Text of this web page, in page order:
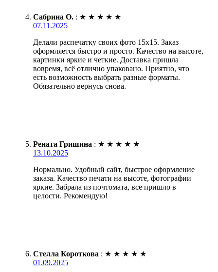
Сабрина О. : ★ ★ ★ ★ ★
07.11.2025
Делали распечатку своих фото 15х15. Заказ
оформляется быстро и просто. Качество на высоте,
картинки яркие и четкие. Доставка пришла
вовремя, всё отлично упаковано. Приятно, что
есть возможность выбрать разные форматы.
Обязательно вернусь снова.
Рената Гришина : ★ ★ ★ ★ ★
13.10.2025
Нормально. Удобный сайт, быстрое оформление
заказа. Качество печати на высоте, фотографии
яркие. Забрала из почтомата, все пришло в
целости. Рекомендую!
Стелла Короткова : ★ ★ ★ ★ ★
01.09.2025